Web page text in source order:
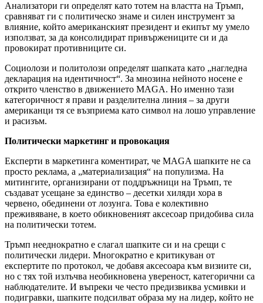
Анализатори ги определят като тотем на властта на Тръмп,
сравняват ги с политическо знаме и силен инструмент за
влияние, който американският президент и екипът му умело
използват, за да консолидират привържениците си и да
провокират противниците си.
Социолози и политолози определят шапката като „нагледна
декларация на идентичност“. За мнозина нейното носене е
открито членство в движението MAGA. Но именно тази
категоричност я прави и разделителна линия – за други
американци тя се възприема като символ на лошо управление
и расизъм.
Политически маркетинг и провокация
Експерти в маркетинга коментират, че MAGA шапките не са
просто реклама, а „материализация“ на популизма. На
митингите, организирани от поддръжници на Тръмп, те
създават усещане за единство – десетки хиляди хора в
червено, обединени от лозунга. Това е колективно
преживяване, в което обикновеният аксесоар придобива сила
на политически тотем.
Тръмп нееднократно е слагал шапките си и на срещи с
политически лидери. Многократно е критикуван от
експертите по протокол, че добавя аксесоара към визиите си,
но с тях той излъчва необикновена увереност, категорични са
наблюдателите. И въпреки че често предизвиква усмивки и
подигравки, шапките подсилват образа му на лидер, който не